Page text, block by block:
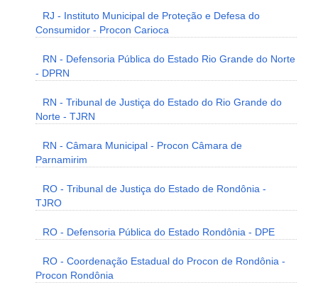
RJ - Instituto Municipal de Proteção e Defesa do
Consumidor - Procon Carioca
RN - Defensoria Pública do Estado Rio Grande do Norte
- DPRN
RN - Tribunal de Justiça do Estado do Rio Grande do
Norte - TJRN
RN - Câmara Municipal - Procon Câmara de
Parnamirim
RO - Tribunal de Justiça do Estado de Rondônia -
TJRO
RO - Defensoria Pública do Estado Rondônia - DPE
RO - Coordenação Estadual do Procon de Rondônia -
Procon Rondônia